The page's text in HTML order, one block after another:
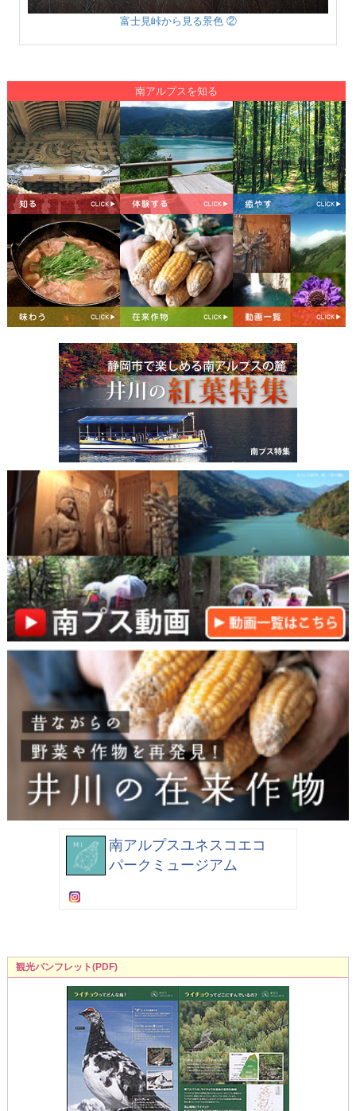
富士見峠から見る景色 ②
南アルプスを知る
南アルプスユネスコエコ
パークミュージアム
観光パンフレット(PDF)